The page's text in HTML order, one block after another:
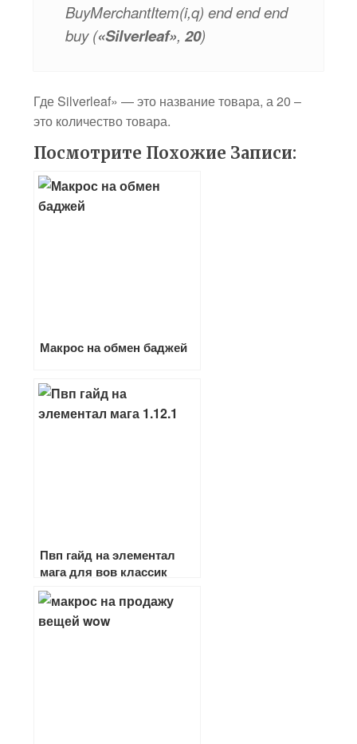
BuyMerchantItem(i,q) end end end
buy («Silverleaf», 20)
Где Silverleaf» — это название товара, а 20 –
это количество товара.
Посмотрите Похожие Записи:
Макрос на обмен баджей
Пвп гайд на элементал
мага для вов классик
1.13.6 — 1.12.1